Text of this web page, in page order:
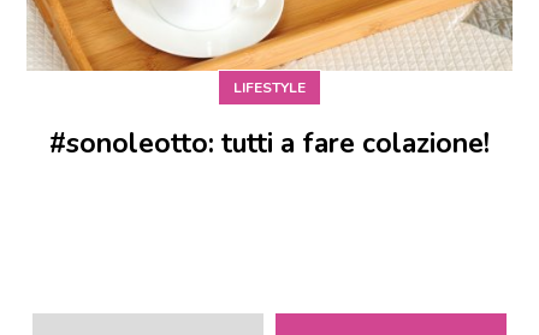
LIFESTYLE
#sonoleotto: tutti a fare colazione!